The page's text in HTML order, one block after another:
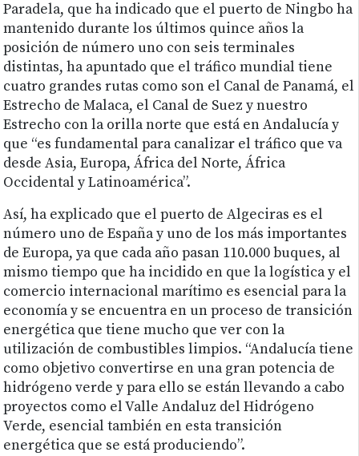
Paradela, que ha indicado que el puerto de Ningbo ha
mantenido durante los últimos quince años la
posición de número uno con seis terminales
distintas, ha apuntado que el tráfico mundial tiene
cuatro grandes rutas como son el Canal de Panamá, el
Estrecho de Malaca, el Canal de Suez y nuestro
Estrecho con la orilla norte que está en Andalucía y
que “es fundamental para canalizar el tráfico que va
desde Asia, Europa, África del Norte, África
Occidental y Latinoamérica”.
Así, ha explicado que el puerto de Algeciras es el
número uno de España y uno de los más importantes
de Europa, ya que cada año pasan 110.000 buques, al
mismo tiempo que ha incidido en que la logística y el
comercio internacional marítimo es esencial para la
economía y se encuentra en un proceso de transición
energética que tiene mucho que ver con la
utilización de combustibles limpios. “Andalucía tiene
como objetivo convertirse en una gran potencia de
hidrógeno verde y para ello se están llevando a cabo
proyectos como el Valle Andaluz del Hidrógeno
Verde, esencial también en esta transición
energética que se está produciendo”.